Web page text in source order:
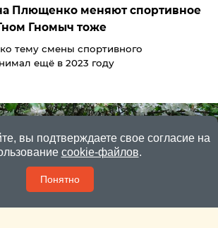
Плющенко меняют спортивное
Гномыч тоже
тему смены спортивного
ещё в 2023 году
вы подтверждаете свое согласие на
cookie-файлов.
Понятно